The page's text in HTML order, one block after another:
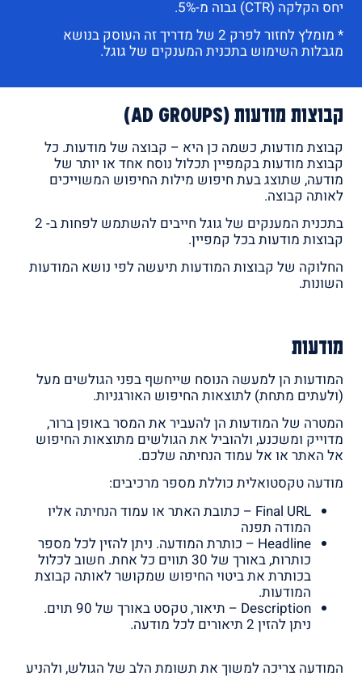
יחס הקלקה (CTR) גבוה מ-5%.
* מומלץ לחזור לפרק 2 של מדריך זה העוסק בנושא
מגבלות השימוש בתכנית המענקים של גוגל.
קבוצות מודעות (Ad Groups)
קבוצת מודעות, כשמה כן היא – קבוצה של מודעות. כל
קבוצת מודעות בקמפיין תכלול נוסח אחד או יותר של
מודעה, שתוצג בעת חיפוש מילות החיפוש המשוייכים
לאותה קבוצה.
בתכנית המענקים של גוגל חייבים להשתמש לפחות ב- 2
קבוצות מודעות בכל קמפיין.
החלוקה של קבוצות המודעות תיעשה לפי נושא המודעות
השונות.
מודעות
המודעות הן למעשה הנוסח שייחשף בפני הגולשים מעל
(ולעתים מתחת) לתוצאות החיפוש האורגניות.
המטרה של המודעות הן להעביר את המסר באופן ברור,
מדוייק ומשכנע, ולהוביל את הגולשים מתוצאות החיפוש
אל האתר או אל עמוד הנחיתה שלכם.
מודעה טקסטואלית כוללת מספר מרכיבים:
Final URL – כתובת האתר או עמוד הנחיתה אליו
המודה תפנה
Headline – כותרת המודעה. ניתן להזין לכל מספר
כותרות, באורך של 30 תווים כל אחת. חשוב לכלול
בכותרת את ביטוי החיפוש שמקושר לאותה קבוצת
המודעות.
Description – תיאור, טקסט באורך של 90 תוים.
ניתן להזין 2 תיאורים לכל מודעה.
המודעה צריכה למשוך את תשומת הלב של הגולש, ולהניע